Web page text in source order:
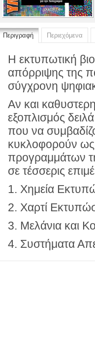
Περιγραφή Περιεχόμενα
Η εκτυπωτική
απόρριψης της
σύγχρονη
Αν και
εξοπλισμός
που να
κυκλοφορούν ως
προγραμμάτων
σε τέσσερις
1. Χημεία
2. Χαρτί
3. Μελάνια και
4. Συστήματα